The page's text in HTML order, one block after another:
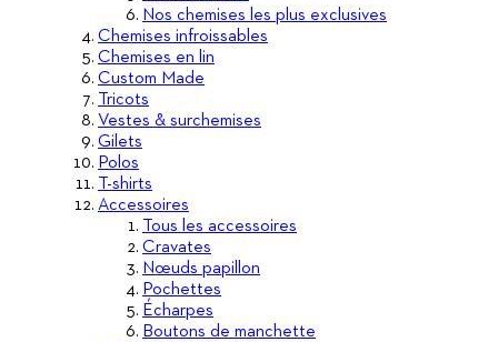
Nos chemises les plus exclusives
Chemises infroissables
Chemises en lin
Custom Made
Tricots
Vestes & surchemises
Gilets
Polos
T-shirts
Accessoires
Tous les accessoires
Cravates
Nœuds papillon
Pochettes
Écharpes
Boutons de manchette